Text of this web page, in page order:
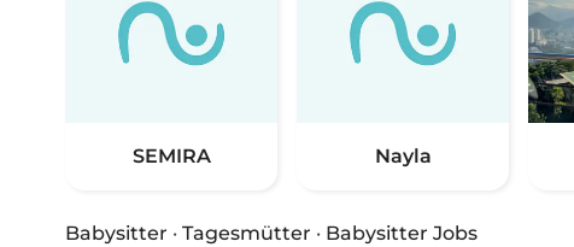
SEMIRA Nayla
Babysitter · Tagesmütter · Babysitter Jobs